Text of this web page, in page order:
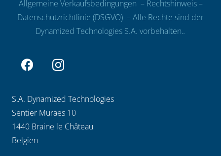
Allgemeine Verkaufsbedingungen – Rechtshinweis–
Datenschutzrichtlinie (DSGVO) – Alle Rechte sind der
Dynamized Technologies S.A. vorbehalten..
S.A. Dynamized Technologies
Sentier Muraes 10
1440 Braine le Château
Belgien